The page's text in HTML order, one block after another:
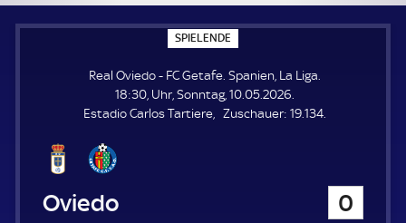
SPIELENDE
P
E
L
E
N
Real Oviedo - FC Getafe. Spanien, La Liga.
18:30, Uhr, Sonntag, 10.05.2026.
Estadio Carlos Tartiere
Zuschauer: Z
19.134.
Real Oviedo 0